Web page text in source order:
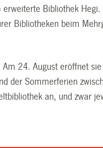
Bibliothek
Bibliotheken beim
24. August eröffnet
der Sommerferien
an, und zwar